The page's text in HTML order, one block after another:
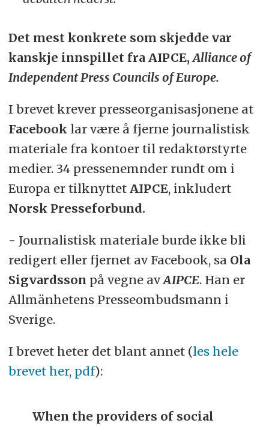
Det mest konkrete som skjedde var
kanskje innspillet fra AIPCE,Alliance of
Independent Press Councils of Europe.
I brevet krever presseorganisasjonene at
Facebook lar være å fjerne journalistisk
materiale fra kontoer til redaktørstyrte
medier. 34 pressenemnder rundt om i
Europa er tilknyttet AIPCE, inkludert
Norsk Presseforbund.
- Journalistisk materiale burde ikke bli
redigert eller fjernet av Facebook, sa Ola
Sigvardsson på vegne av AIPCE. Han er
Allmänhetens Presseombudsmann i
Sverige.
I brevet heter det blant annet (les hele
brevet her, pdf):
When the providers of social